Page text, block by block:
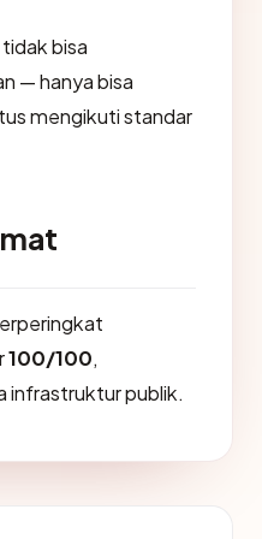
bisa
— hanya bisa
mengikuti standar
100/100,
infrastruktur publik.